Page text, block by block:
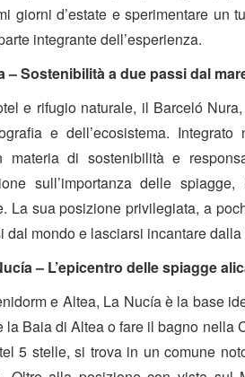
giorni d’estate e sperimentare un
integrante dell’esperienza.
– Sostenibilità a due passi dal
e rifugio naturale, il Barceló
e dell’ecosistema.
materia di sostenibilità e
sull’importanza delle
La sua posizione privilegiata, a
dal mondo e lasciarsi incantare
– L’epicentro delle spiagge
e Altea, La Nucía è la base
la Baia di Altea o fare il bagno nella
5 stelle, si trova in un comune